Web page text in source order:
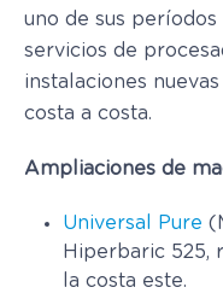
uno de sus
servicios de
instalaciones
costa a costa.
Ampliaciones de
Universal Pure
Hiperbaric 525,
la costa este.